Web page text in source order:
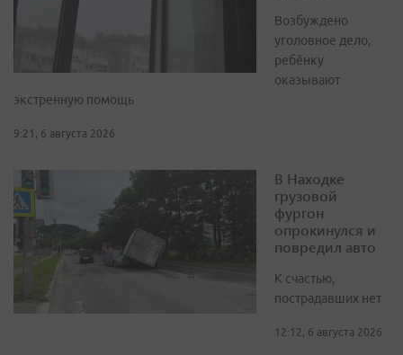
Возбуждено
уголовное дело,
ребёнку
оказывают
экстренную помощь
9:21, 6 августа 2026
В Находке
грузовой
фургон
опрокинулся и
повредил авто
К счастью,
пострадавших нет
12:12, 6 августа 2026